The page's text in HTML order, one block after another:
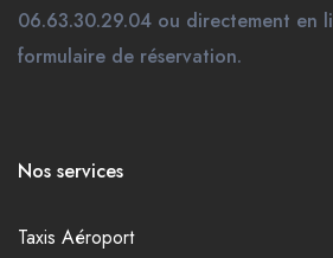
06.63.30.29.04 ou directement en
formulaire de réservation.
Nos services
Taxis Aéroport